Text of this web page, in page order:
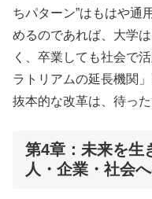
ちパターン”はもはや通
めるのであれば、大学
く、卒業しても社会で
ラトリアムの延長機関
抜本的な改革は、待った
第4章：未来を生
人・企業・社会